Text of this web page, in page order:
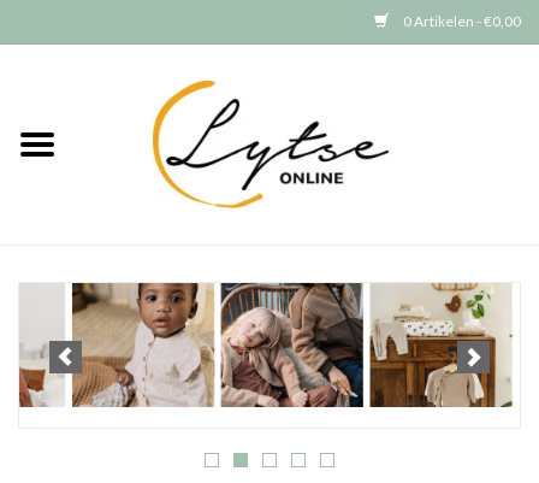
0 Artikelen - €0,00
Meisjes
Merken
GRATIS VERZENDEN (vanaf EUR